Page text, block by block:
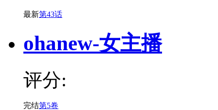
最新第43话
ohanew-女主播
评分:
完结第5卷